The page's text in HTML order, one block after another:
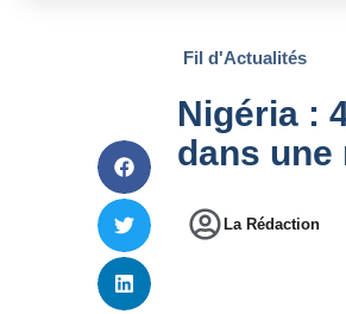
Fil d'Actualités
Nigéria :
dans une
La Rédaction